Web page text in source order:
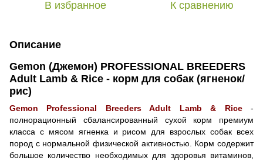
В избранное К сравнению
Описание
Gemon (Джемон) PROFESSIONAL BREEDERS
Adult Lamb & Rice - корм для собак (ягненок/
рис)
Gemon Professional Breeders Adult Lamb & Rice-
полнорационный сбалансированный сухой корм премиум
класса с мясом ягненка и рисом для взрослых собак всех
пород с нормальной физической активностью. Корм содержит
большое количество необходимых для здоровья витаминов,